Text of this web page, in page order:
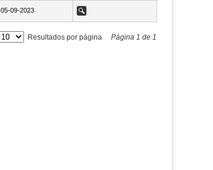
NaN05-09-2023
05-09-2023 Ver
Resultados por página Página 1 de 1